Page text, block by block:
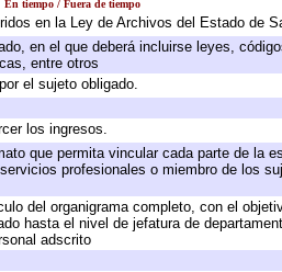
En tiempo / Fuera de tiempo
en la Ley de Archivos del Estado de
en el que deberá incluirse leyes,
entre otros
el sujeto obligado.
los ingresos.
que permita vincular cada parte de la
profesionales o miembro de los
del organigrama completo, con el
hasta el nivel de jefatura de
adscrito